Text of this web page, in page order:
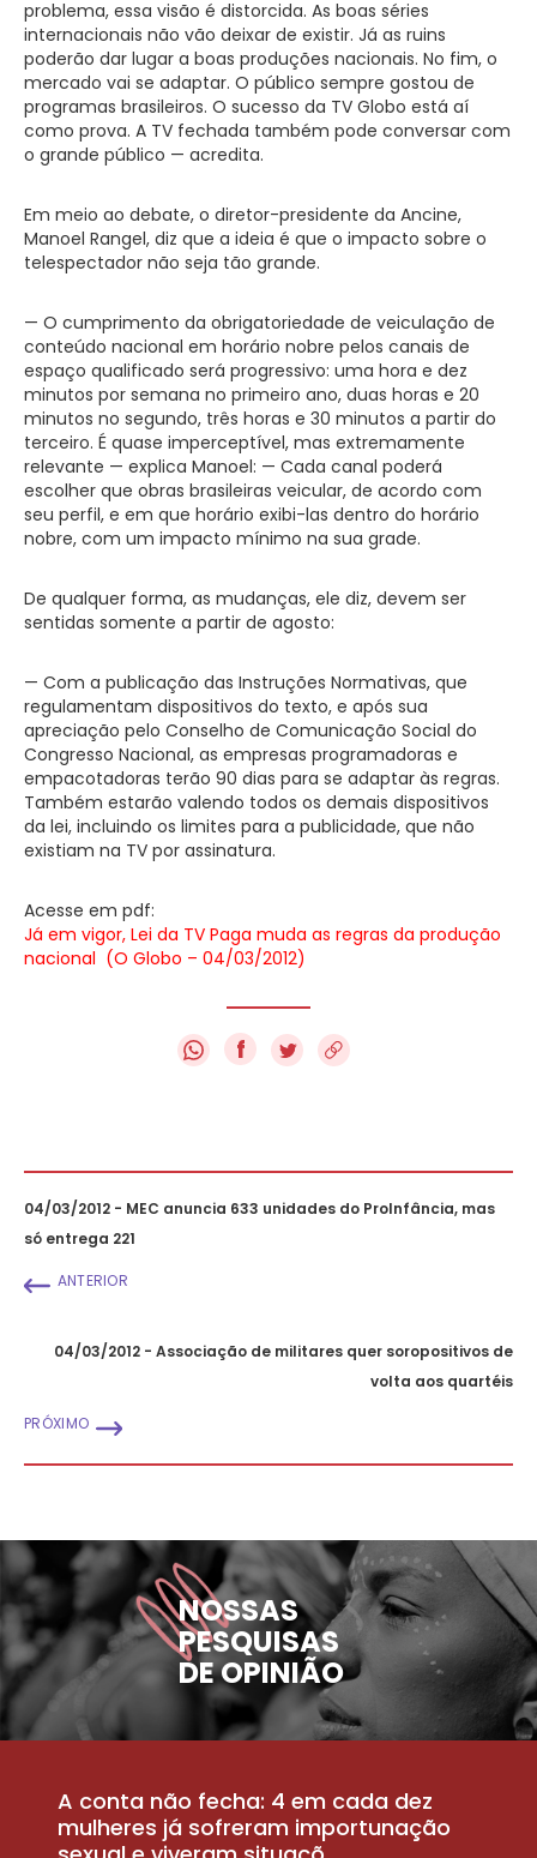
problema, essa visão é distorcida. As boas séries
internacionais não vão deixar de existir. Já as ruins
poderão dar lugar a boas produções nacionais. No fim, o
mercado vai se adaptar. O público sempre gostou de
programas brasileiros. O sucesso da TV Globo está aí
como prova. A TV fechada também pode conversar com
o grande público — acredita.
Em meio ao debate, o diretor-presidente da Ancine,
Manoel Rangel, diz que a ideia é que o impacto sobre o
telespectador não seja tão grande.
— O cumprimento da obrigatoriedade de veiculação de
conteúdo nacional em horário nobre pelos canais de
espaço qualificado será progressivo: uma hora e dez
minutos por semana no primeiro ano, duas horas e 20
minutos no segundo, três horas e 30 minutos a partir do
terceiro. É quase imperceptível, mas extremamente
relevante — explica Manoel: — Cada canal poderá
escolher que obras brasileiras veicular, de acordo com
seu perfil, e em que horário exibi-las dentro do horário
nobre, com um impacto mínimo na sua grade.
De qualquer forma, as mudanças, ele diz, devem ser
sentidas somente a partir de agosto:
— Com a publicação das Instruções Normativas, que
regulamentam dispositivos do texto, e após sua
apreciação pelo Conselho de Comunicação Social do
Congresso Nacional, as empresas programadoras e
empacotadoras terão 90 dias para se adaptar às regras.
Também estarão valendo todos os demais dispositivos
da lei, incluindo os limites para a publicidade, que não
existiam na TV por assinatura.
Acesse em pdf:
Já em vigor, Lei da TV Paga muda as regras da produção
nacional (O Globo – 04/03/2012)
f
04/03/2012 - MEC anuncia 633 unidades do ProInfância, mas
só entrega 221
ANTERIOR
04/03/2012 - Associação de militares quer soropositivos de
volta aos quartéis
PRÓXIMO
NOSSAS
PESQUISAS
DE OPINIÃO
A conta não fecha: 4 em cada dez
mulheres já sofreram importunação